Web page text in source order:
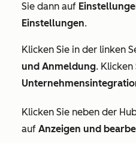
Sie dann auf
Einstellungen.
Klicken Sie in der linken
und Anmeldung. Klicken
Klicken Sie neben der
auf Anzeigen und